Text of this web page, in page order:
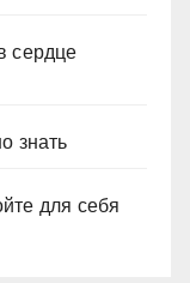
сердце
знать
для себя